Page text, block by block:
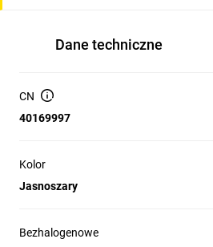
Dane techniczne
CN
40169997
Kolor
Jasnoszary
Bezhalogenowe